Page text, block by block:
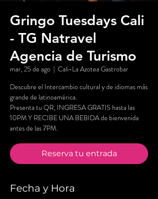
Gringo Tuesdays Cali
- TG Natravel
Agencia de Turismo
mar, 25 de ago
  |
Cali-La Azotea Gastrobar
Descubre el Intercambio cultural y de idiomas más
grande de latinoamérica.
Presenta tu QR, INGRESA GRATIS hasta las
10PM Y RECIBE UNA BEBIDA de bienvenida
antes de las 7PM.
Reserva tu entrada
Fecha y Hora